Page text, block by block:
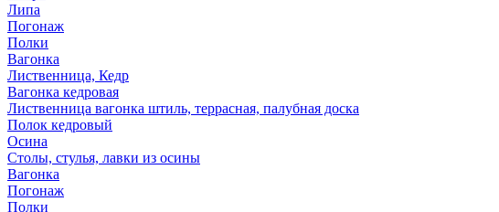
Липа
Погонаж
Полки
Вагонка
Лиственница, Кедр
Вагонка кедровая
Лиственница вагонка штиль, террасная, палубная доска
Полок кедровый
Осина
Столы, стулья, лавки из осины
Вагонка
Погонаж
Полки